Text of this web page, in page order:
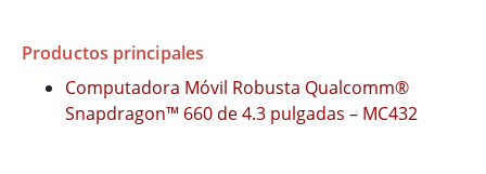
Productos principales
Computadora Móvil Robusta Qualcomm®
Snapdragon™ 660 de 4.3 pulgadas – MC432